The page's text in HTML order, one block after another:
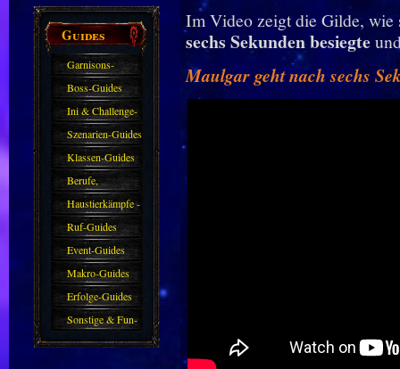
Guides
Garnisons-
Guides
Boss-Guides
Ini & Challenge-
Guides
Szenarien-Guides
Klassen-Guides
Berufe,
Farmkarten und
Haustiere
Haustierkämpfe -
Guide
Ruf-Guides
Event-Guides
Makro-Guides
Erfolge-Guides
Sonstige & Fun-
Guides
Im Video zeigt die Gilde, wie
sechs Sekunden besiegte
Maulgar geht nach sechs